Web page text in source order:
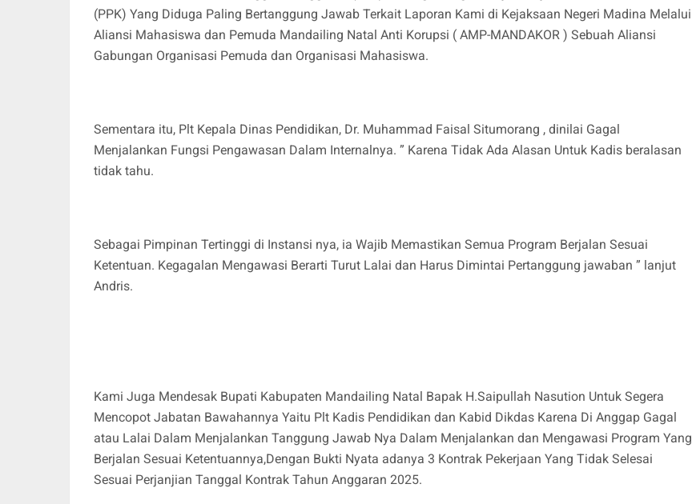
(PPK) Yang Diduga Paling Bertanggung Jawab Terkait Laporan Kami di Kejaksaan Negeri Madina Melalui
Aliansi Mahasiswa dan Pemuda Mandailing Natal Anti Korupsi ( AMP-MANDAKOR ) Sebuah Aliansi
Gabungan Organisasi Pemuda dan Organisasi Mahasiswa.
Sementara itu, Plt Kepala Dinas Pendidikan, Dr. Muhammad Faisal Situmorang , dinilai Gagal
Menjalankan Fungsi Pengawasan Dalam Internalnya. ” Karena Tidak Ada Alasan Untuk Kadis beralasan
tidak tahu.
Sebagai Pimpinan Tertinggi di Instansi nya, ia Wajib Memastikan Semua Program Berjalan Sesuai
Ketentuan. Kegagalan Mengawasi Berarti Turut Lalai dan Harus Dimintai Pertanggung jawaban ” lanjut
Andris.
Kami Juga Mendesak Bupati Kabupaten Mandailing Natal Bapak H.Saipullah Nasution Untuk Segera
Mencopot Jabatan Bawahannya Yaitu Plt Kadis Pendidikan dan Kabid Dikdas Karena Di Anggap Gagal
atau Lalai Dalam Menjalankan Tanggung Jawab Nya Dalam Menjalankan dan Mengawasi Program Yang
Berjalan Sesuai Ketentuannya,Dengan Bukti Nyata adanya 3 Kontrak Pekerjaan Yang Tidak Selesai
Sesuai Perjanjian Tanggal Kontrak Tahun Anggaran 2025.